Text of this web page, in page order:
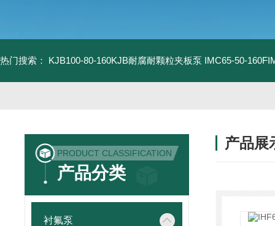
热门搜索： KJB100-80-160KJB耐腐耐颗粒夹板泵 IMC65-50-
PRODUCT CLASSIFICATION
产品分类
衬氟泵
产品展